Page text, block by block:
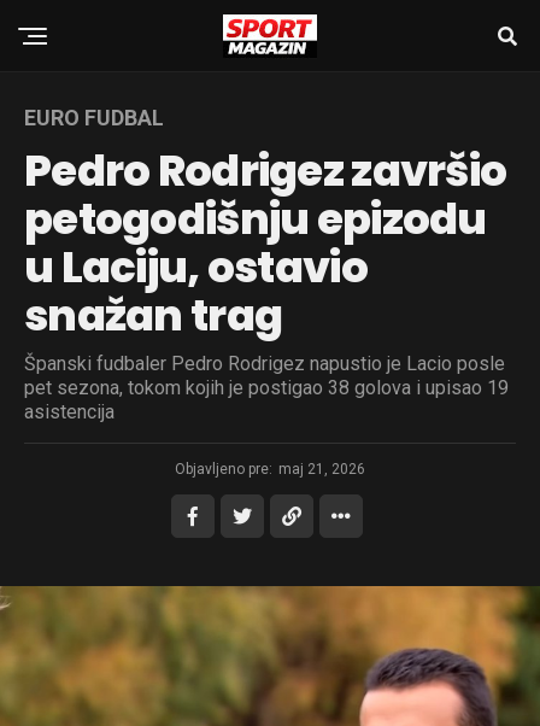
EURO FUDBAL
Pedro Rodrigez završio
petogodišnju epizodu
u Laciju, ostavio
snažan trag
Španski fudbaler Pedro Rodrigez napustio je Lacio posle
pet sezona, tokom kojih je postigao 38 golova i upisao 19
asistencija
Objavljeno pre: maj 21, 2026